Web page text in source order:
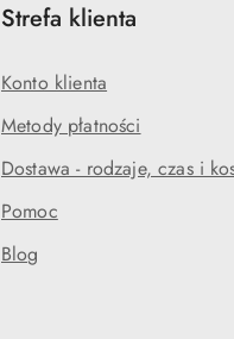
Strefa klienta
Konto klienta
Metody płatności
Dostawa - rodzaje, czas i
Pomoc
Blog